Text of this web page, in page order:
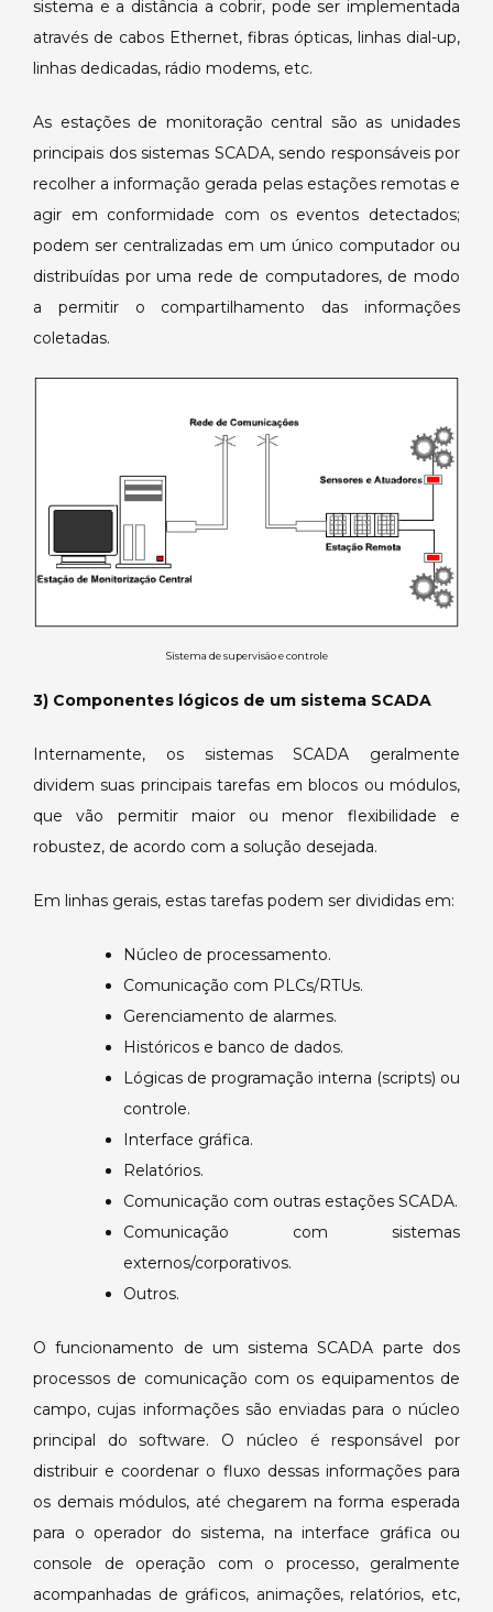
sistema e a distância a cobrir, pode ser implementada
através de cabos Ethernet, fibras ópticas, linhas dial-up,
linhas dedicadas, rádio modems, etc.
As estações de monitoração central são as unidades
principais dos sistemas SCADA, sendo responsáveis por
recolher a informação gerada pelas estações remotas e
agir em conformidade com os eventos detectados;
podem ser centralizadas em um único computador ou
distribuídas por uma rede de computadores, de modo
a permitir o compartilhamento das informações
coletadas.
Sistema de supervisão e controle
3) Componentes lógicos de um sistema SCADA
Internamente, os sistemas SCADA geralmente
dividem suas principais tarefas em blocos ou módulos,
que vão permitir maior ou menor flexibilidade e
robustez, de acordo com a solução desejada.
Em linhas gerais, estas tarefas podem ser divididas em:
Núcleo de processamento.
Comunicação com PLCs/RTUs.
Gerenciamento de alarmes.
Históricos e banco de dados.
Lógicas de programação interna (scripts) ou
controle.
Interface gráfica.
Relatórios.
Comunicação com outras estações SCADA.
Comunicação com sistemas
externos/corporativos.
Outros.
O funcionamento de um sistema SCADA parte dos
processos de comunicação com os equipamentos de
campo, cujas informações são enviadas para o núcleo
principal do software. O núcleo é responsável por
distribuir e coordenar o fluxo dessas informações para
os demais módulos, até chegarem na forma esperada
para o operador do sistema, na interface gráfica ou
console de operação com o processo, geralmente
acompanhadas de gráficos, animações, relatórios, etc,